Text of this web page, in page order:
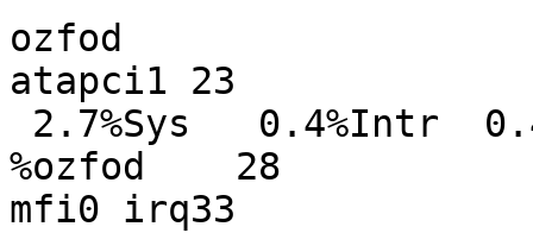
ozfod
atapci1 23
%ozfod    28
mfi0 irq33